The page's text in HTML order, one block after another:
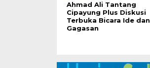
Ahmad Ali Tantang
Cipayung Plus Diskusi
Terbuka Bicara Ide dan
Gagasan